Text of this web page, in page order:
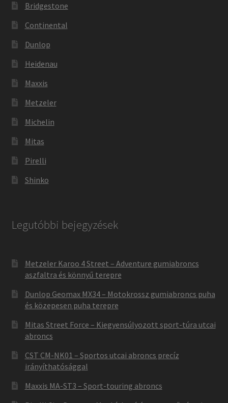
Bridgestone
Continental
Dunlop
Heidenau
Maxxis
Metzeler
Michelin
Mitas
Pirelli
Shinko
Legutóbbi bejegyzések
Metzeler Karoo 4 Street – Adventure gumiabroncs
aszfaltra és könnyű terepre
Dunlop Geomax MX34 – Motokrossz gumiabroncs puha
és közepesen puha terepre
Mitas Street Force – Kiegyensúlyozott sport-túra utcai
abroncs
CST CM-NK01 – Sportos utcai abroncs precíz
irányíthatósággal
Maxxis MA-ST3 – Sport-touring abroncs